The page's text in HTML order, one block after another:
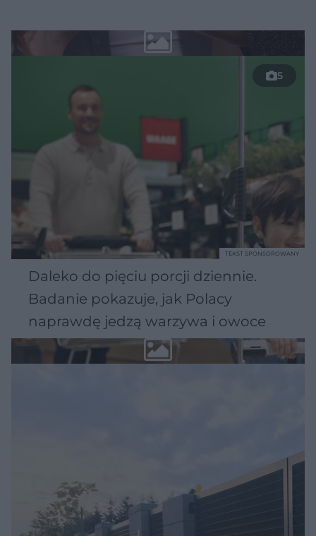
5
Daleko do pięciu porcji dziennie.
Badanie pokazuje, jak Polacy
naprawdę jedzą warzywa i owoce
TEKST SPONSOROWANY